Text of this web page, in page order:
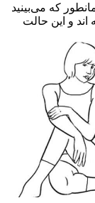
که می‌بینید
و این حالت